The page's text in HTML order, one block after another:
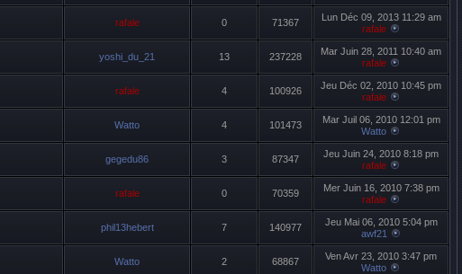
rafale 0 71367
Lun Déc 09, 2013 11:29 am
rafale
yoshi_du_21 13 237228
Mar Juin 28, 2011 10:40 am
rafale
rafale 4 100926
Jeu Déc 02, 2010 10:45 pm
rafale
Watto 4 101473
Mar Juil 06, 2010 12:01 pm
Watto
gegedu86 3 87347
Jeu Juin 24, 2010 8:18 pm
rafale
rafale 0 70359
Mer Juin 16, 2010 7:38 pm
rafale
phil13hebert 7 140977
Jeu Mai 06, 2010 5:04 pm
awf21
Watto 2 68867
Ven Avr 23, 2010 3:47 pm
Watto